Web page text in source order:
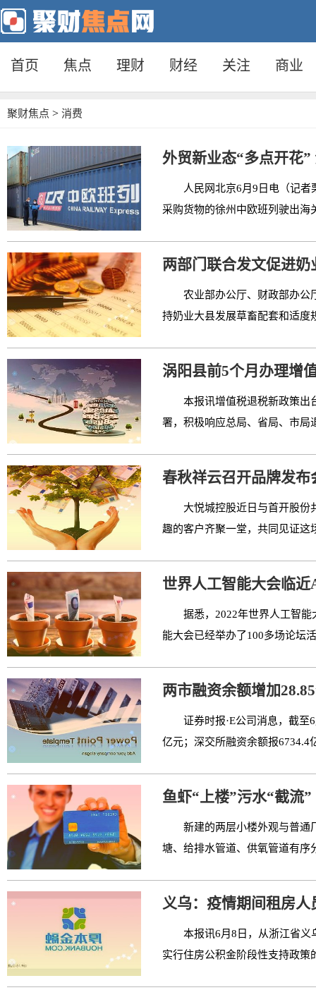
首页 焦点 理财 财经 关注 商业
聚财焦点 > 消费
外贸新业态“多点开花
人民网北京6月9日电（记
采购货物的徐州中欧班列驶出海
两部门联合发文促进
农业部办公厅、财政部办公
持奶业大县发展草畜配套和适度
涡阳县前5个月办理增
本报讯增值税退税新政策出
署，积极响应总局、省局、市局
春秋祥云召开品牌发布
大悦城控股近日与首开股份
趣的客户齐聚一堂，共同见证这
世界人工智能大会临
据悉，2022年世界人工智
能大会已经举办了100多场论坛
两市融资余额增加
证券时报·E公司消息，截至
亿元；深交所融资余额报6734.4
鱼虾“上楼”污水“截流”
新建的两层小楼外观与普通
塘、给排水管道、供氧管道有
义乌：疫情期间租房
本报讯6月8日，从浙江省
实行住房公积金阶段性支持政策